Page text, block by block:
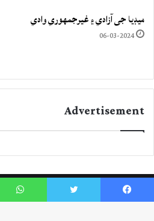
ميڊيا جي آزادي ۽ غيرجمھوري وادي
06-03-2024
Advertisement
Facebook
Twitter Facebook
Twitter
WhatsApp